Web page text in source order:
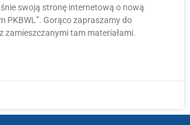
swoją stronę internetową o nową
PKBWL”. Gorąco zapraszamy do
zamieszczanymi tam materiałami.